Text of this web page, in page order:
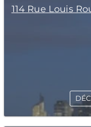
114 Rue Louis